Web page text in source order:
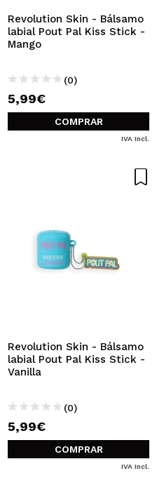
Revolution Skin - Bálsamo
labial Pout Pal Kiss Stick -
Mango
(0)
5,99€
COMPRAR
IVA Incl.
Revolution Skin - Bálsamo
labial Pout Pal Kiss Stick -
Vanilla
(0)
5,99€
COMPRAR
IVA Incl.